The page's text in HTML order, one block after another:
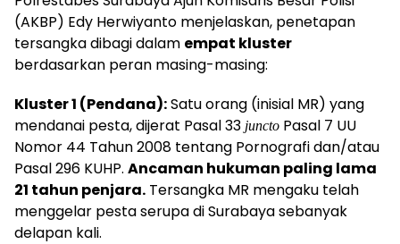
(AKBP) Edy Herwiyanto menjelaskan, penetapan
tersangka dibagi dalam empat kluster
berdasarkan peran masing-masing:
Kluster 1 (Pendana):Satu orang (inisial MR) yang
mendanai pesta, dijerat Pasal 33 juncto Pasal 7 UU
Nomor 44 Tahun 2008 tentang Pornografi dan/atau
Pasal 296 KUHP. Ancaman hukuman paling lama
21 tahun penjara. Tersangka MR mengaku telah
menggelar pesta serupa di Surabaya sebanyak
delapan kali.